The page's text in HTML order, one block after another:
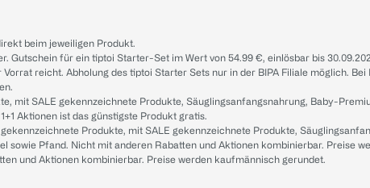
beim jeweiligen Produkt.
Gutschein für ein tiptoi Starter-Set im Wert von 54.99 €, einlösbar bis
reicht. Abholung des tiptoi Starter Sets nur in der BIPA Filiale möglich.
mit SALE gekennzeichnete Produkte, Säuglingsanfangsnahrung, Baby-
Aktionen ist das günstigste Produkt gratis.
Produkte, mit SALE gekennzeichnete Produkte,
sowie Pfand. Nicht mit anderen Rabatten und Aktionen kombinierbar. Preise
und Aktionen kombinierbar. Preise werden kaufmännisch gerundet.